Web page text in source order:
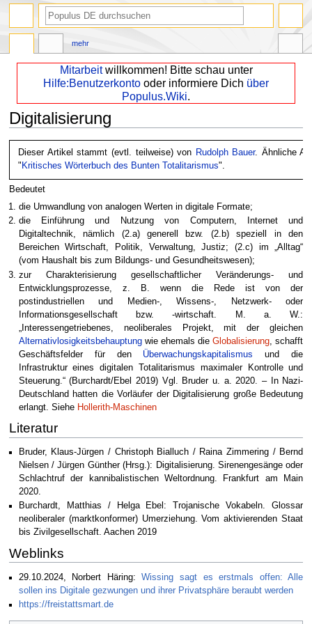
Mitarbeitwillkommen! Bitte schau unter
Hilfe:Benutzerkonto oder informiere Dich über
Populus.Wiki.
Digitalisierung
Dieser Artikel stammt (evtl. teilweise) von Rudolph Bauer. Ähnliche
" Kritisches Wörterbuch des Bunten Totalitarismus".
Bedeutet
die Umwandlung von analogen Werten in digitale Formate;
die Einführung und Nutzung von Computern, Internet und
Digitaltechnik, nämlich (2.a) generell bzw. (2.b) speziell in den
Bereichen Wirtschaft, Politik, Verwaltung, Justiz; (2.c) im „Alltag“
(vom Haushalt bis zum Bildungs- und Gesundheitswesen);
zur Charakterisierung gesellschaftlicher Veränderungs- und
Entwicklungsprozesse, z. B. wenn die Rede ist von der
postindustriellen und Medien-, Wissens-, Netzwerk- oder
Informationsgesellschaft bzw. -wirtschaft. M. a. W.:
„Interessengetriebenes, neoliberales Projekt, mit der gleichen
Alternativlosigkeitsbehauptungwie ehemals dieGlobalisierung , schafft
Geschäftsfelder für den Überwachungskapitalismus
und die
Infrastruktur eines digitalen Totalitarismus maximaler Kontrolle und
Steuerung.“ (Burchardt/Ebel 2019) Vgl. Bruder u. a. 2020. – In Nazi-
Deutschland hatten die Vorläufer der Digitalisierung große Bedeutung
erlangt. Siehe Hollerith-Maschinen
Literatur
Bruder, Klaus-Jürgen / Christoph Bialluch / Raina Zimmering / Bernd
Nielsen / Jürgen Günther (Hrsg.): Digitalisierung. Sirenengesänge oder
Schlachtruf der kannibalistischen Weltordnung. Frankfurt am Main
2020.
Burchardt, Matthias / Helga Ebel: Trojanische Vokabeln. Glossar
neoliberaler (marktkonformer) Umerziehung. Vom aktivierenden Staat
bis Zivilgesellschaft. Aachen 2019
Weblinks
29.10.2024, Norbert Häring:Wissing sagt es erstmals offen: Alle
sollen ins Digitale gezwungen und ihrer Privatsphäre beraubt werden
https://freistattsmart.de
mehr